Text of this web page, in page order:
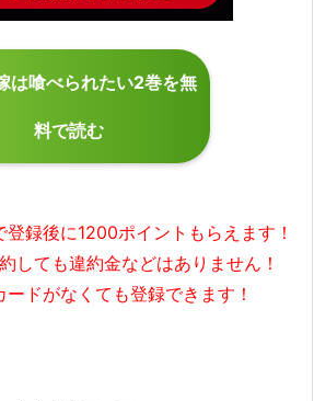
は喰べられたい2巻を無
料で読む
登録後に1200ポイント もらえます！
しても違約金などはありません！
ードがなくても登録できます！